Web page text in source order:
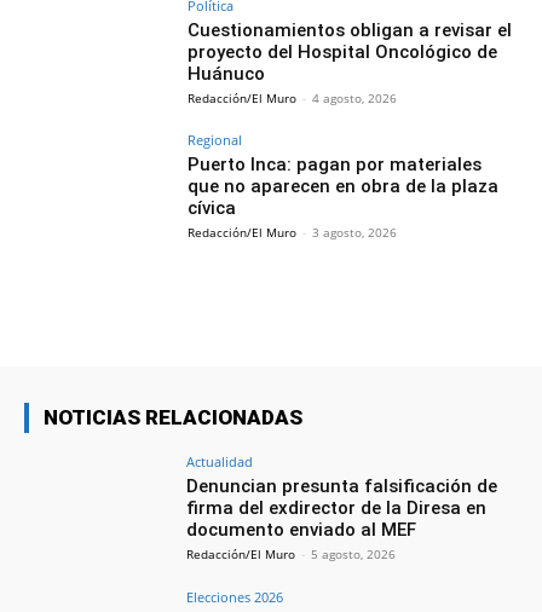
Política
Cuestionamientos obligan a revisar el
proyecto del Hospital Oncológico de
Huánuco
Redacción/El Muro - 4 agosto, 2026
Regional
Puerto Inca: pagan por materiales
que no aparecen en obra de la plaza
cívica
Redacción/El Muro - 3 agosto, 2026
NOTICIAS RELACIONADAS
Actualidad
Denuncian presunta falsificación de
firma del exdirector de la Diresa en
documento enviado al MEF
Redacción/El Muro - 5 agosto, 2026
Elecciones 2026